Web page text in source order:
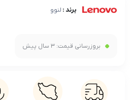
برند : لنوو
بروزرسانی قیمت: 3 سال پیش